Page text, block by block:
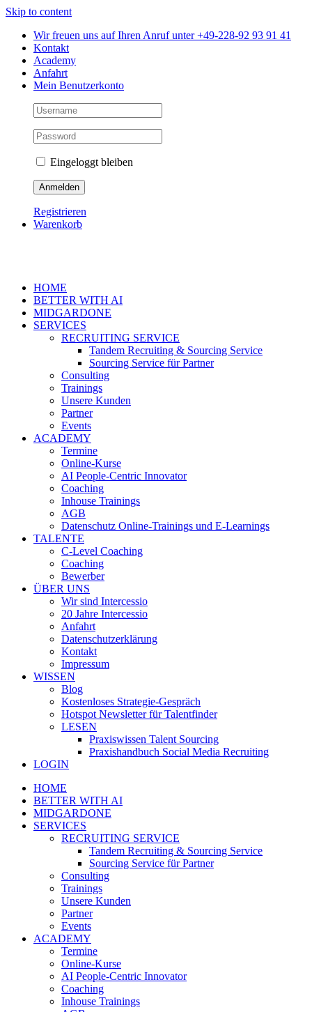
Skip to content
Wir freuen uns auf Ihren Anruf unter +49-228-92 93 91 41
Kontakt
Academy
Anfahrt
Mein Benutzerkonto
Eingeloggt bleiben
Registrieren
Warenkorb
HOME
BETTER WITH AI
MIDGARDONE
SERVICES
RECRUITING SERVICE
Tandem Recruiting & Sourcing Service
Sourcing Service für Partner
Consulting
Trainings
Unsere Kunden
Partner
Events
ACADEMY
Termine
Online-Kurse
AI People-Centric Innovator
Coaching
Inhouse Trainings
AGB
Datenschutz Online-Trainings und E-Learnings
TALENTE
C-Level Coaching
Coaching
Bewerber
ÜBER UNS
Wir sind Intercessio
20 Jahre Intercessio
Anfahrt
Datenschutzerklärung
Kontakt
Impressum
WISSEN
Blog
Kostenloses Strategie-Gespräch
Hotspot Newsletter für Talentfinder
LESEN
Praxiswissen Talent Sourcing
Praxishandbuch Social Media Recruiting
LOGIN
HOME
BETTER WITH AI
MIDGARDONE
SERVICES
RECRUITING SERVICE
Tandem Recruiting & Sourcing Service
Sourcing Service für Partner
Consulting
Trainings
Unsere Kunden
Partner
Events
ACADEMY
Termine
Online-Kurse
AI People-Centric Innovator
Coaching
Inhouse Trainings